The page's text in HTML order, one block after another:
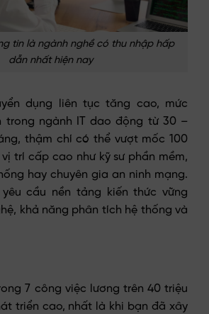
tin là ngành nghề có thu nhập hấp
dẫn nhất hiện nay
dụng liên tục tăng cao, mức
trong ngành IT dao động từ 30 –
thậm chí có thể vượt mốc 100
trí cấp cao như kỹ sư phần mềm,
hay chuyên gia an ninh mạng.
cầu nền tảng kiến thức vững
khả năng phân tích hệ thống và
7 công việc lương trên 40 triệu
triển cao, nhất là khi bạn đã xây